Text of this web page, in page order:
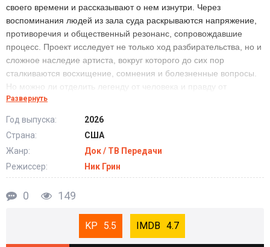
своего времени и рассказывают о нем изнутри. Через
воспоминания людей из зала суда раскрываются напряжение,
противоречия и общественный резонанс, сопровождавшие
процесс. Проект исследует не только ход разбирательства, но и
сложное наследие артиста, вокруг которого до сих пор
сталкиваются восхищение, сомнения и болезненные вопросы.
Но можно ли отделить легенду от человека и правду от
созданного вокруг нее шума?
Сериал Майкл Джексон: Вердикт (2026) все серии
подряд
Развернуть
Год выпуска:
2026
Страна:
США
Жанр:
Док / ТВ Передачи
Режиссер:
Ник Грин
0 149
5.5 4.7